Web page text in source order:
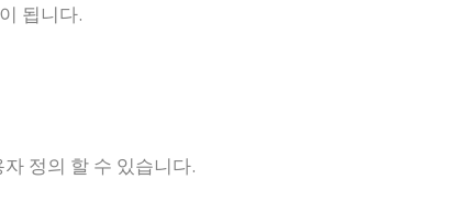
됩니다.
정의 할 수 있습니다.